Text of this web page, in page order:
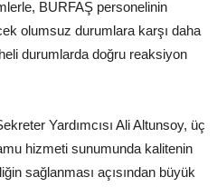
BURFAŞ personelinin
olumsuz durumlara karşı daha
durumlarda doğru reaksiyon
Yardımcısı Ali Altunsoy, üç
hizmeti sunumunda kalitenin
sağlanması açısından büyük